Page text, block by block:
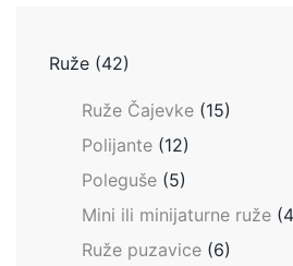
Ruže (42)
Ruže Čajevke (15)
Polijante (12)
Poleguše (5)
Mini ili minijaturne ruže
Ruže puzavice (6)